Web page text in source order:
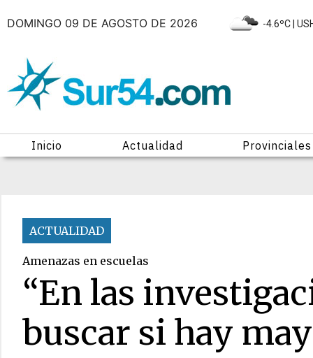
DOMINGO 09 DE AGOSTO DE 2026 -4.6ºC |
Inicio Actualidad Provinciales
ACTUALIDAD
Amenazas en escuelas
“En las
buscar si hay